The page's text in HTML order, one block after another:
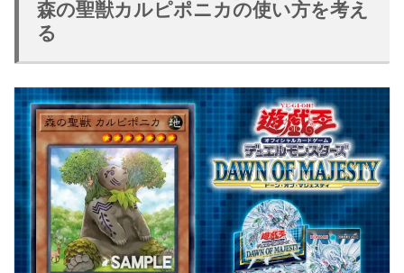
森の聖獣カルピポニカの使い方を考え
る